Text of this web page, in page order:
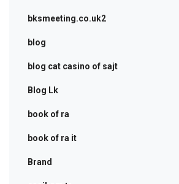
bksmeeting.co.uk2
blog
blog cat casino of sajt
Blog Lk
book of ra
book of ra it
Brand